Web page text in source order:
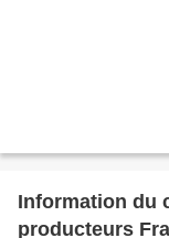
Information du
producteurs